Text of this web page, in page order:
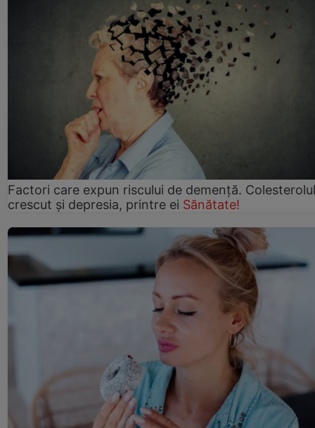
Factori care expun riscului de demență. Colesterolul
crescut şi depresia, printre ei Sănătate!